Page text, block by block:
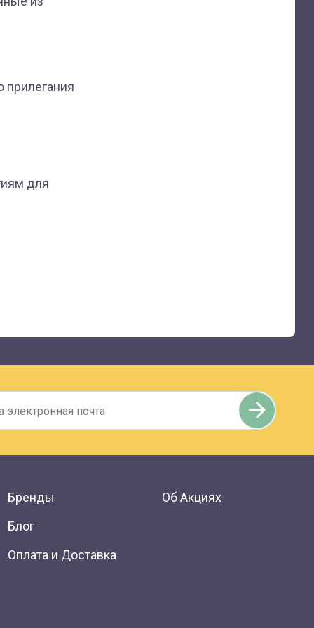
прилегания
для
Бренды
Блог
Оплата и Доставка
Об Акциях